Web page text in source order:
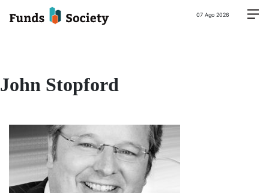
07 Ago 2026
John Stopford